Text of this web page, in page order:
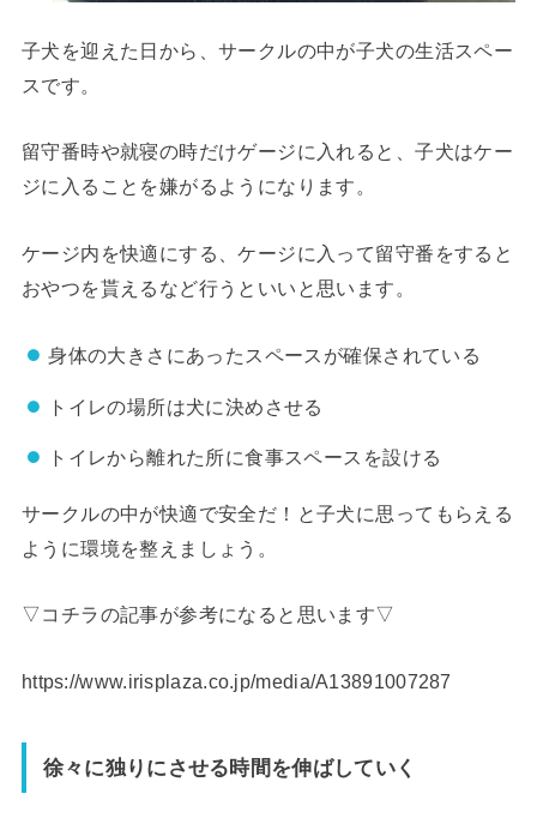
子犬を迎えた日から、サークルの中が子犬の生活スペー
スです。
留守番時や就寝の時だけゲージに入れると、子犬はケー
ジに入ることを嫌がるようになります。
ケージ内を快適にする、ケージに入って留守番をすると
おやつを貰えるなど行うといいと思います。
身体の大きさにあったスペースが確保されている
トイレの場所は犬に決めさせる
トイレから離れた所に食事スペースを設ける
サークルの中が快適で安全だ！と子犬に思ってもらえる
ように環境を整えましょう 。
▽コチラの記事が参考になると思います▽
https://www.irisplaza.co.jp/media/A13891007287
徐々に独りにさせる時間を伸ばしていく